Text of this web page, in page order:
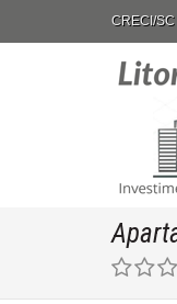
CRECI/